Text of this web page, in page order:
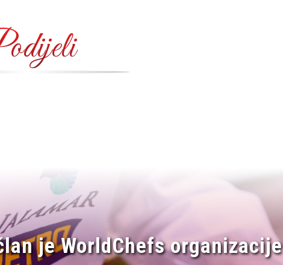
je WorldChefs organizacije